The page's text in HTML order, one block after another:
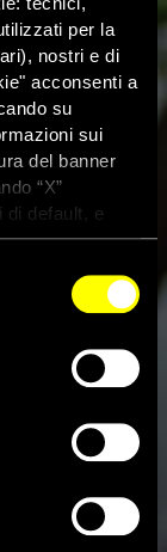
per la
nostri e di
acconsenti a
su
sui
del banner
“X”
di default, e
con i cookie